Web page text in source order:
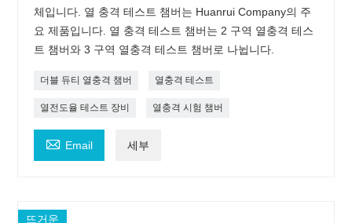
체입니다. 열 충격 테스트 챔버는 Huanrui Company의 주
요 제품입니다. 열 충격 테스트 챔버는 2 구역 열충격 테스
트 챔버와 3 구역 열충격 테스트 챔버로 나뉩니다.
더블 듀티 열충격 챔버 열충격 테스트
열전도율 테스트 장비 열충격 시험 챔버
 Email 세부
뜨거운